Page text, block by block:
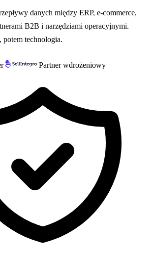
danych między ERP, e-commerce,
B2B i narzędziami operacyjnymi.
potem technologia.
Partner wdrożeniowy